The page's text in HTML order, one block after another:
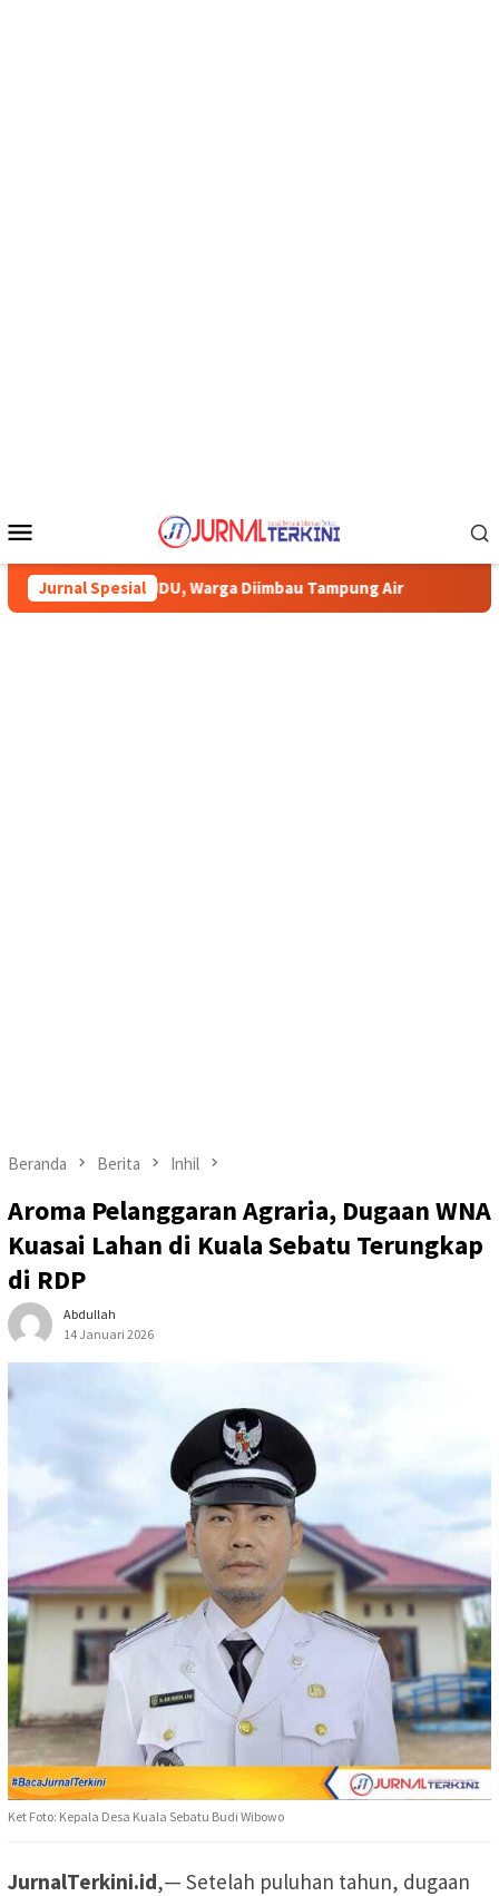
Mobile
Jurnal Spesial
Diimbau Tampung Air Pemkab Karimun minta
Beranda Berita Inhil
Aroma Pelanggaran Agraria, Dugaan WNA
Kuasai Lahan di Kuala Sebatu Terungkap
di RDP
Abdullah
14 Januari 2026
Ket Foto: Kepala Desa Kuala Sebatu Budi Wibowo
JurnalTerkini.id,— Setelah puluhan tahun, dugaan